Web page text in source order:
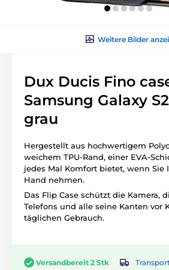
Weitere Bilder
Dux Ducis Fino
Samsung Galaxy
grau
Hergestellt aus hochwertigem
weichem TPU-Rand, einer EVA-
jedes Mal Komfort bietet, wenn Sie
Hand nehmen.
Das Flip Case schützt die Kamera,
Telefons und alle seine Kanten vor
täglichen Gebrauch.
Versandbereit 2 Stk